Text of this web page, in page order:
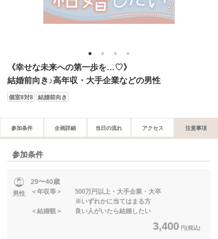
1 2 3 4
《幸せな未来への第一歩を…♡》
結婚前向き♪高年収・大手企業などの男性
個室8対8 結婚前向き
参加条件 企画詳細 当日の流れ アクセス 注意事項
参加条件
男性
29〜40歳
＜年収等＞ 500万円以上・大手企業・大卒
※いずれかに当てはまる方
＜結婚観＞ 良い人がいたら結婚したい
3,400 円(税込)